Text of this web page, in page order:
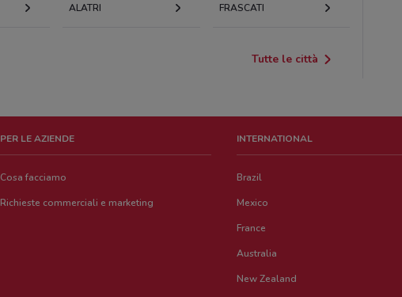
ALATRI FRASCATI
Tutte le città
PER LE AZIENDE
Cosa facciamo
Richieste commerciali e marketing
INTERNATIONAL
Brazil
Mexico
France
Australia
New Zealand